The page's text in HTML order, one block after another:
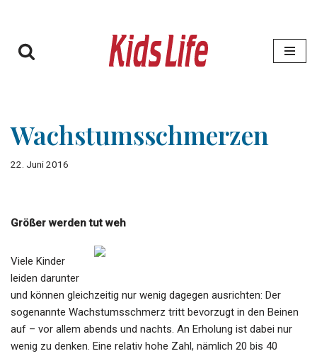
Inhalt
Wachstumsschmerzen
22. Juni 2016
Größer werden tut weh
Viele Kinder
leiden darunter
und können gleichzeitig nur wenig dagegen ausrichten: Der
sogenannte Wachstumsschmerz tritt bevorzugt in den Beinen
auf – vor allem abends und nachts. An Erholung ist dabei nur
wenig zu denken. Eine relativ hohe Zahl, nämlich 20 bis 40